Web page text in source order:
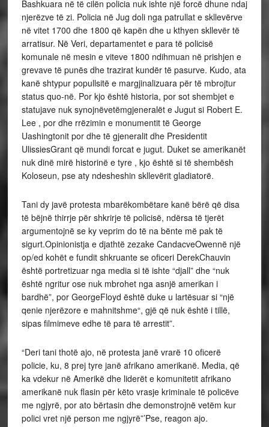
Bashkuara në të cilën policia nuk ishte një forcë dhune ndaj
njerëzve të zi. Policia në Jug doli nga patrullat e skllevërve
në vitet 1700 dhe 1800 që kapën dhe u kthyen skllevër të
arratisur. Në Veri, departamentet e para të policisë
komunale në mesin e viteve 1800 ndihmuan në prishjen e
grevave të punës dhe trazirat kundër të pasurve. Kudo, ata
kanë shtypur popullsitë e margjinalizuara për të mbrojtur
status quo-në. Por kjo është historia, por sot shembjet e
statujave nuk synojnëvetëmgjeneralët e Jugut si Robert E.
Lee , por dhe rrëzimin e monumentit të George
Uashingtonit por dhe të gjeneralit dhe Presidentit
UlissiesGrant që mundi forcat e jugut. Duket se amerikanët
nuk dinë mirë historinë e tyre , kjo është si të shembësh
Koloseun, pse aty ndesheshin skllevërit gladiatorë.
Tani dy javë protesta mbarëkombëtare kanë bërë që disa
të bëjnë thirrje për shkrirje të policisë, ndërsa të tjerët
argumentojnë se ky veprim do të na bënte më pak të
sigurt.Opinionistja e djathtë zezake CandacveOwennë një
op/ed kohët e fundit shkruante se oficeri DerekChauvin
është portretizuar nga media si të ishte “djall” dhe “nuk
është ngritur ose nuk mbrohet nga asnjë amerikan i
bardhë”, por GeorgeFloyd është duke u lartësuar si “një
qenie njerëzore e mahnitshme“, gjë që nuk është i tillë,
sipas filmimeve edhe të para të arrestit”.
“Deri tani thotë ajo, në protesta janë vrarë 10 oficerë
policie, ku, 8 prej tyre janë afrikano amerikanë. Media, që
ka vdekur në Amerikë dhe liderët e komunitetit afrikano
amerikanë nuk flasin për këto vrasje kriminale të policëve
me ngjyrë, por ato bërtasin dhe demonstrojnë vetëm kur
polici vret një person me ngjyrë”’Pse, reagon ajo.